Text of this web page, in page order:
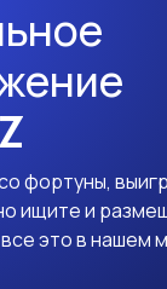
фортуны,
ищите и
это в нашем